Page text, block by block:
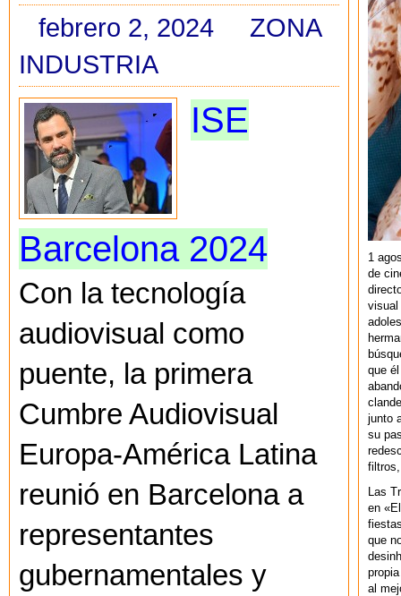
febrero 2, 2024
ZONA
INDUSTRIA
ISE
Barcelona 2024
Con la tecnología
audiovisual como
puente, la primera
Cumbre Audiovisual
Europa-América Latina
reunió en Barcelona a
representantes
gubernamentales y
1
de
visual
que
junto
su
filtros,
Las
en
que
al